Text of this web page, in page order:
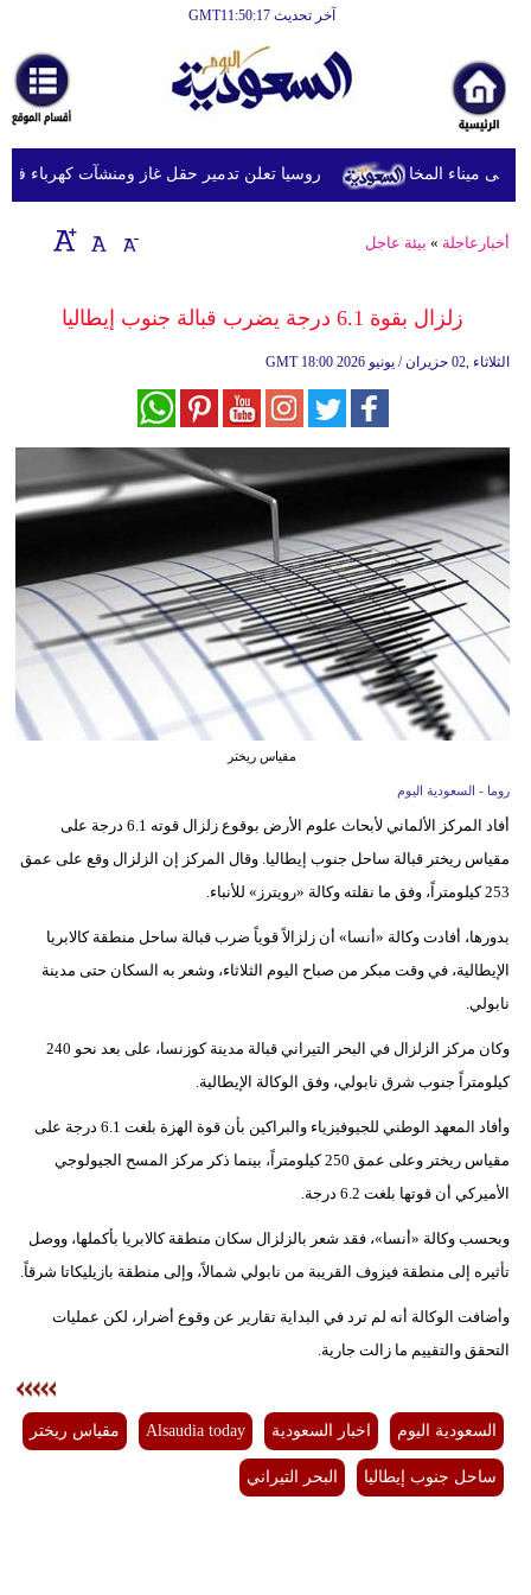
آخر تحديث GMT11:50:17
أخبارعاجلة
رياضة
ثقافة
إقتصاد
وموسيقى
سياحة
ديكور
أخبار
إعلام
علوم
أبراج
روسيا تعلن تدمير حقل غاز ومنشآت كهرباء في
أخبارعاجلة » بيئة عاجل
زلزال بقوة 6.1 درجة يضرب قبالة جنوب إيطاليا
GMT 18:00 2026 الثلاثاء ,02 حزيران / يونيو
مقياس ريختر
روما - السعودية اليوم
أفاد المركز الألماني لأبحاث علوم الأرض بوقوع زلزال قوته 6.1 درجة على
مقياس ريختر قبالة ساحل جنوب إيطاليا. وقال المركز إن الزلزال وقع على عمق
253 كيلومتراً، وفق ما نقلته وكالة «رويترز» للأنباء.
بدورها، أفادت وكالة «أنسا» أن زلزالاً قوياً ضرب قبالة ساحل منطقة كالابريا
الإيطالية، في وقت مبكر من صباح اليوم الثلاثاء، وشعر به السكان حتى مدينة
نابولي.
وكان مركز الزلزال في البحر التيراني قبالة مدينة كوزنسا، على بعد نحو 240
كيلومتراً جنوب شرق نابولي، وفق الوكالة الإيطالية.
وأفاد المعهد الوطني للجيوفيزياء والبراكين بأن قوة الهزة بلغت 6.1 درجة على
مقياس ريختر وعلى عمق 250 كيلومتراً، بينما ذكر مركز المسح الجيولوجي
الأميركي أن قوتها بلغت 6.2 درجة.
وبحسب وكالة «أنسا»، فقد شعر بالزلزال سكان منطقة كالابريا بأكملها، ووصل
تأثيره إلى منطقة فيزوف القريبة من نابولي شمالاً، وإلى منطقة بازيليكاتا شرقاً.
وأضافت الوكالة أنه لم ترد في البداية تقارير عن وقوع أضرار، لكن عمليات
التحقق والتقييم ما زالت جارية.
السعودية اليوم اخبار السعودية Alsaudia today مقياس ريختر
ساحل جنوب إيطاليا البحر التيراني